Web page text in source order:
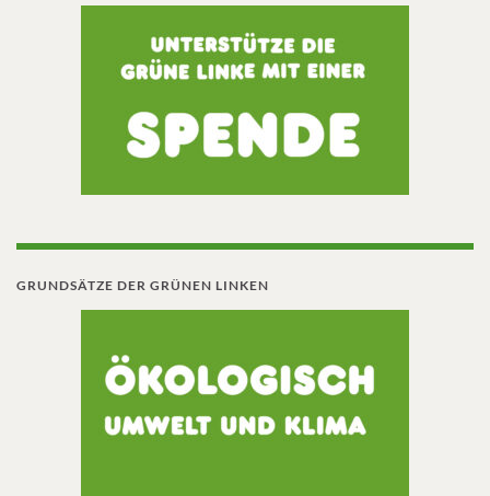
GRUNDSÄTZE DER GRÜNEN LINKEN